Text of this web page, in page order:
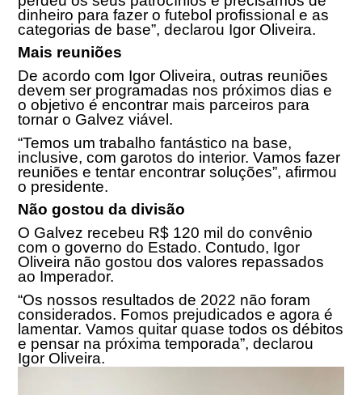
dinheiro para fazer o futebol profissional e as
categorias de base”, declarou Igor Oliveira.
Mais reuniões
De acordo com Igor Oliveira, outras reuniões
devem ser programadas nos próximos dias e
o objetivo é encontrar mais parceiros para
tornar o Galvez viável.
“Temos um trabalho fantástico na base,
inclusive, com garotos do interior. Vamos fazer
reuniões e tentar encontrar soluções”, afirmou
o presidente.
Não gostou da divisão
O Galvez recebeu R$ 120 mil do convênio
com o governo do Estado. Contudo, Igor
Oliveira não gostou dos valores repassados
ao Imperador.
“Os nossos resultados de 2022 não foram
considerados. Fomos prejudicados e agora é
lamentar. Vamos quitar quase todos os débitos
e pensar na próxima temporada”, declarou
Igor Oliveira.